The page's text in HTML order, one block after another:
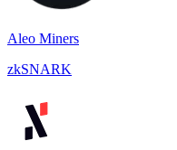
Aleo Miners
zkSNARK